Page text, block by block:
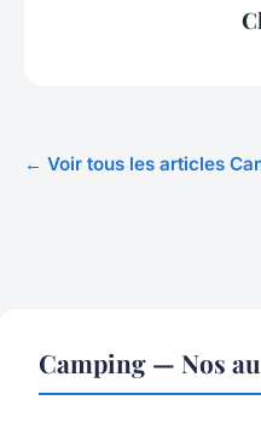
← Voir tous les articles
Camping — Nos